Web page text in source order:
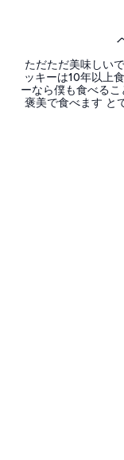
ただただ美味しい
ッキーは10年以上
ーなら僕も食べる
褒美で食べます と